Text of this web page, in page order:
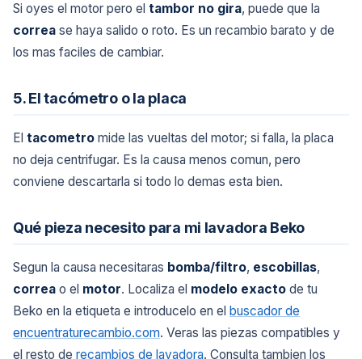
Si oyes el motor pero el tambor no gira, puede que la
correa se haya salido o roto. Es un recambio barato y de
los mas faciles de cambiar.
5. El tacómetro o la placa
El tacometro mide las vueltas del motor; si falla, la placa
no deja centrifugar. Es la causa menos comun, pero
conviene descartarla si todo lo demas esta bien.
Qué pieza necesito para mi lavadora Beko
Segun la causa necesitaras bomba/filtro, escobillas,
correa o el motor. Localiza el modelo exacto de tu
Beko en la etiqueta e introducelo en el buscador de
encuentraturecambio.com. Veras las piezas compatibles y
el resto de recambios de lavadora. Consulta tambien los